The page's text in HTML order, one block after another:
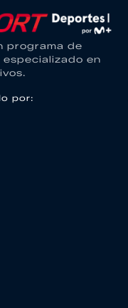
programa de
en
por: